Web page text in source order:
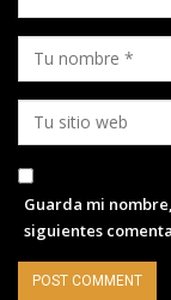
Guarda mi
siguientes